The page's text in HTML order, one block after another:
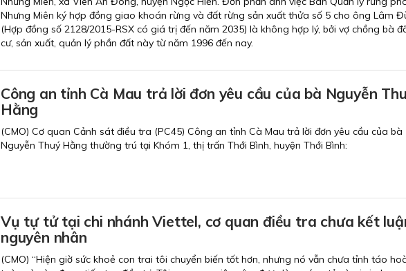
Nhưng Miên ký hợp đồng giao khoán rừng và đất rừng sản xuất thửa số 5 cho ông Lâm
(Hợp đồng số 2128/2015-RSX có giá trị đến năm 2035) là không hợp lý, bởi vợ chồng bà
cư, sản xuất, quản lý phần đất này từ năm 1996 đến nay.
Công an tỉnh Cà Mau trả lời đơn yêu cầu của bà Nguyễn
Hằng
(CMO) Cơ quan Cảnh sát điều tra (PC45) Công an tỉnh Cà Mau trả lời đơn yêu cầu của bà
Nguyễn Thuý Hằng thường trú tại Khóm 1, thị trấn Thới Bình, huyện Thới Bình:
Vụ tự tử tại chi nhánh Viettel, cơ quan điều tra chưa kết
nguyên nhân
(CMO) “Hiện giờ sức khoẻ con trai tôi chuyển biến tốt hơn, nhưng nó vẫn chưa tỉnh táo